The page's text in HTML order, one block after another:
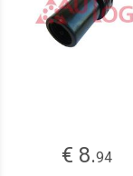
€ 8.94